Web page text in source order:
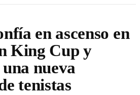
en ascenso en
King Cup y
nueva
tenistas